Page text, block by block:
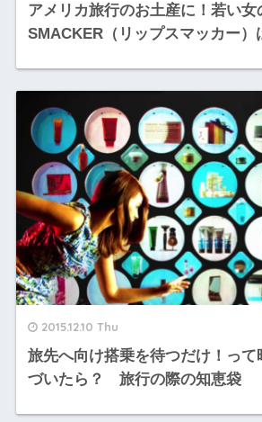
アメリカ旅行のお土産に！若い
SMACKER（リップスマッカー）
2015.12.10 Thu
旅先へ向け搭乗を待つだけ！って
づいたら？ 旅行の際の知恵袋